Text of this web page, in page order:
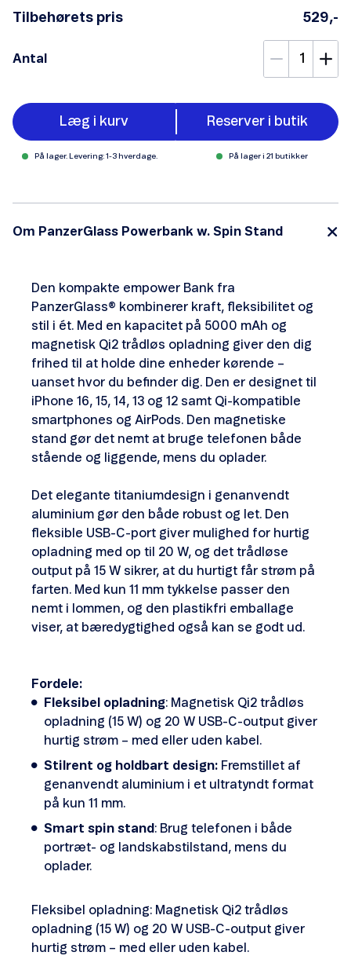
Tilbehørets pris 529,-
Antal
Læg i kurv Reserver i butik
På lager. Levering: 1-3 hverdage. På lager i 21 butikker
Om PanzerGlass Powerbank w. Spin Stand
Den kompakte empower Bank fra
PanzerGlass® kombinerer kraft, fleksibilitet og
stil i ét. Med en kapacitet på 5000 mAh og
magnetisk Qi2 trådløs opladning giver den dig
frihed til at holde dine enheder kørende –
uanset hvor du befinder dig. Den er designet til
iPhone 16, 15, 14, 13 og 12 samt Qi-kompatible
smartphones og AirPods. Den magnetiske
stand gør det nemt at bruge telefonen både
stående og liggende, mens du oplader.
Det elegante titaniumdesign i genanvendt
aluminium gør den både robust og let. Den
fleksible USB-C-port giver mulighed for hurtig
opladning med op til 20 W, og det trådløse
output på 15 W sikrer, at du hurtigt får strøm på
farten. Med kun 11 mm tykkelse passer den
nemt i lommen, og den plastikfri emballage
viser, at bæredygtighed også kan se godt ud.
Fordele:
Fleksibel opladning: Magnetisk Qi2 trådløs
opladning (15 W) og 20 W USB-C-output giver
hurtig strøm – med eller uden kabel.
Stilrent og holdbart design: Fremstillet af
genanvendt aluminium i et ultratyndt format
på kun 11 mm.
Smart spin stand : Brug telefonen i både
portræt- og landskabstilstand, mens du
oplader.
Fleksibel opladning: Magnetisk Qi2 trådløs
opladning (15 W) og 20 W USB-C-output giver
hurtig strøm – med eller uden kabel.